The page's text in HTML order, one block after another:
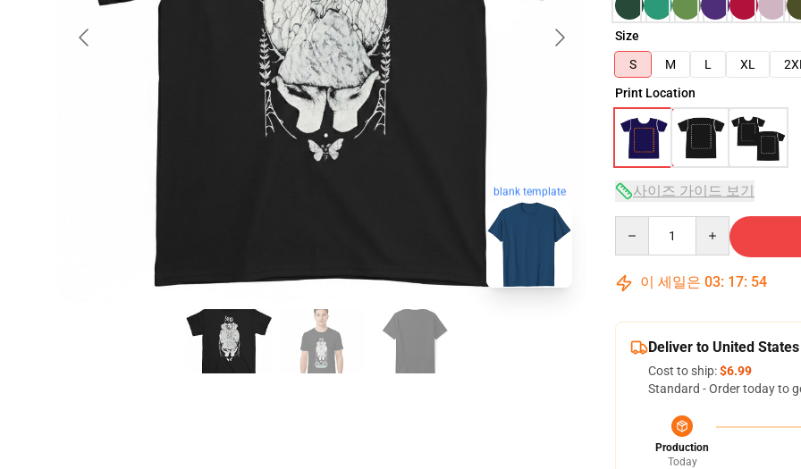
blank template
Size
S
M L XL
Print Location
사이즈 가이드 보기
이 세일은 03: 17: 53
Deliver to United States
Cost to ship:$6.99
Standard - Order today to
Production
Today